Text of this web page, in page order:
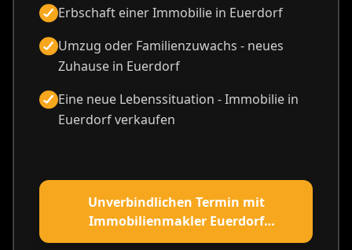
Erbschaft einer Immobilie in Euerdorf
Umzug oder Familienzuwachs - neues
Zuhause in Euerdorf
Eine neue Lebenssituation - Immobilie in
Euerdorf verkaufen
Unverbindlichen Termin mit
Immobilienmakler Euerdorf
vereinbaren